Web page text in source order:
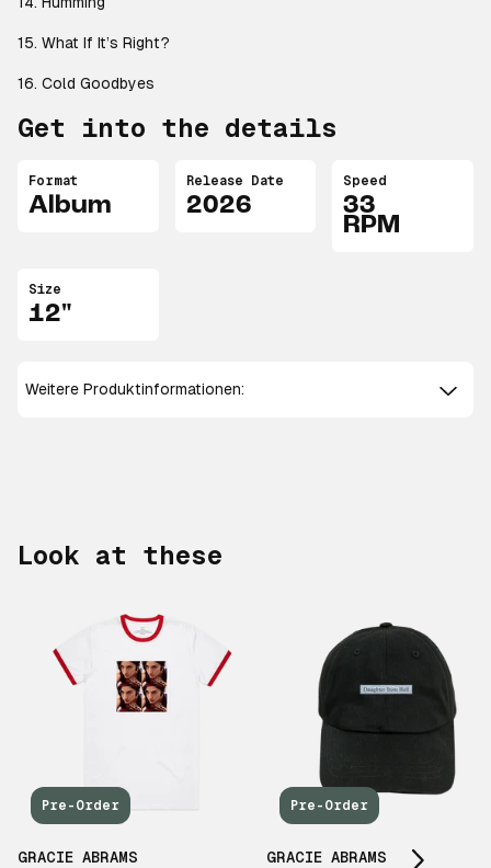
15. What If It’s Right?
16. Cold Goodbyes
Get into the details
Format
Album
Release Date
2026
Speed
33
RPM
Size
12"
Weitere Produktinformationen:
Look at these
Pre-Order
GRACIE ABRAMS
Pre-Order
GRACIE ABRAMS Scroll right